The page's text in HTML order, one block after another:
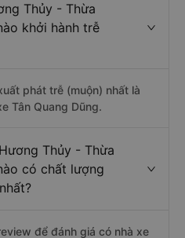
Thủy - Thừa
khởi hành trễ
phát trễ (muộn) nhất là
Tân Quang Dũng.
Thủy - Thừa
có chất lượng
để đánh giá có nhà xe